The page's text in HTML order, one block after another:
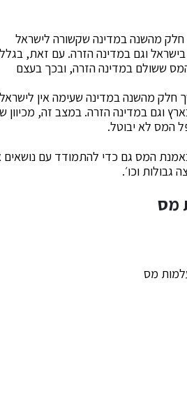
מהשנה במדינה שקשורה לישראל
וגם במדינה הזרה. עם זאת, בגלל
ששולם במדינה הזרה, ובכך בעצם
מהשנה במדינה שעימה אין לישראל
וגם במדינה הזרה. במצב זה, מכיוון
המס לא יבוטל.
המס גם כדי להתמודד עם נושאים
גבולות וכו׳.
מס
מס